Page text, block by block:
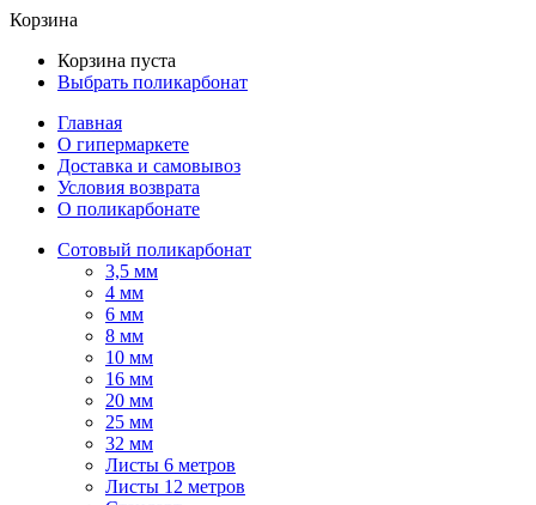
Корзина
Корзина пуста
Выбрать поликарбонат
Главная
О гипермаркете
Доставка и самовывоз
Условия возврата
О поликарбонате
Сотовый поликарбонат
3,5 мм
4 мм
6 мм
8 мм
10 мм
16 мм
20 мм
25 мм
32 мм
Листы 6 метров
Листы 12 метров